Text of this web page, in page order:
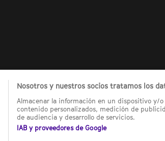
Nosotros y nuestros socios tratamos los
Almacenar la información en un dispositivo y/
contenido personalizados, medición de
de audiencia y desarrollo de servicios.
IAB y proveedores de Google